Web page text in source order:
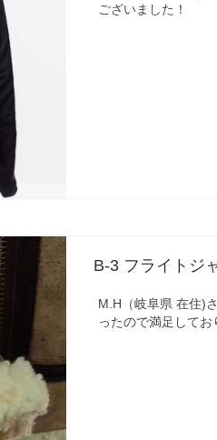
ございました！
B-3 フライトジ
M.H（岐阜県 在住)
ったので満足して